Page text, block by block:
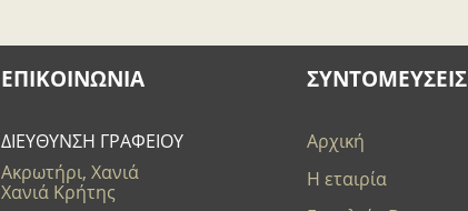
ΕΠΙΚΟΙΝΩΝΊΑ
ΔΙΕΥΘΥΝΣΗ ΓΡΑΦΕΙΟΥ
Ακρωτήρι, Χανιά
Χανιά Κρήτης
ΣΥΝΤΟΜΕΥΣΕΙΣ
Αρχική
Η εταιρία